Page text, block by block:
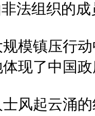
法组织的成
模镇压行
现了中国政
风起云涌